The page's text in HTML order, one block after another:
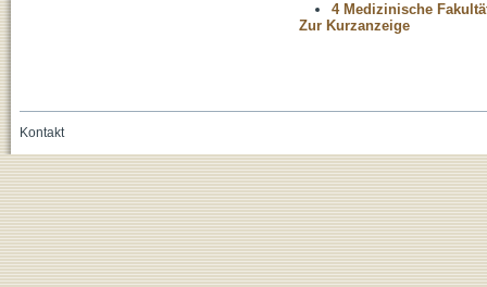
4 Medizinische
Zur Kurzanzeige
Kontakt